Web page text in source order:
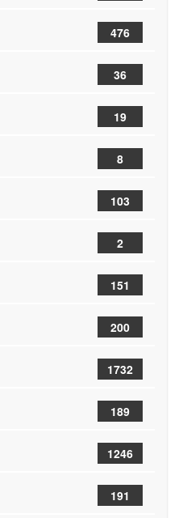
476
36
19
8
103
2
151
200
1732
189
1246
191